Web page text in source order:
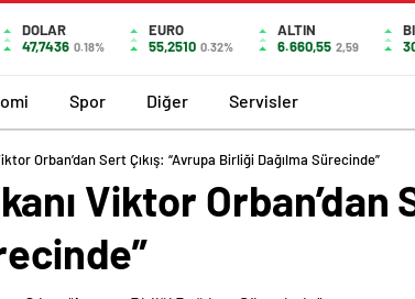
DOLAR
47,7436 0.18%
EURO
55,2510 0.32%
ALTIN
6.660,55 2,59
Spor Diğer Servisler
Orban’dan Sert Çıkış: “Avrupa Birliği Dağılma Sürecinde”
Viktor Orban’dan